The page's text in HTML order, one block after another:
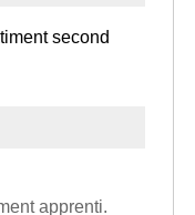
second
apprenti.